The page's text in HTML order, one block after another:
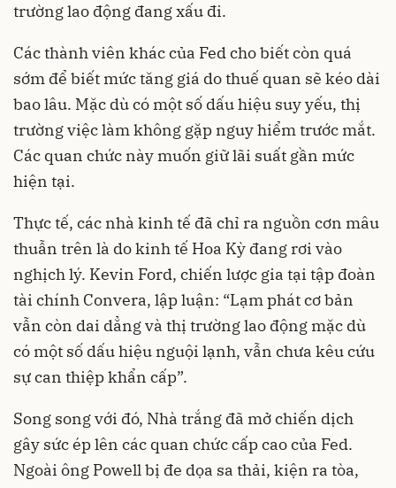
trường lao động đang xấu đi.
Các thành viên khác của Fed cho biết còn quá
sớm để biết mức tăng giá do thuế quan sẽ kéo dài
bao lâu. Mặc dù có một số dấu hiệu suy yếu, thị
trường việc làm không gặp nguy hiểm trước mắt.
Các quan chức này muốn giữ lãi suất gần mức
hiện tại.
Thực tế, các nhà kinh tế đã chỉ ra nguồn cơn mâu
thuẫn trên là do kinh tế Hoa Kỳ đang rơi vào
nghịch lý. Kevin Ford, chiến lược gia tại tập đoàn
tài chính Convera, lập luận: “Lạm phát cơ bản
vẫn còn dai dẳng và thị trường lao động mặc dù
có một số dấu hiệu nguội lạnh, vẫn chưa kêu cứu
sự can thiệp khẩn cấp”.
Song song với đó, Nhà trắng đã mở chiến dịch
gây sức ép lên các quan chức cấp cao của Fed.
Ngoài ông Powell bị đe dọa sa thải, kiện ra tòa,